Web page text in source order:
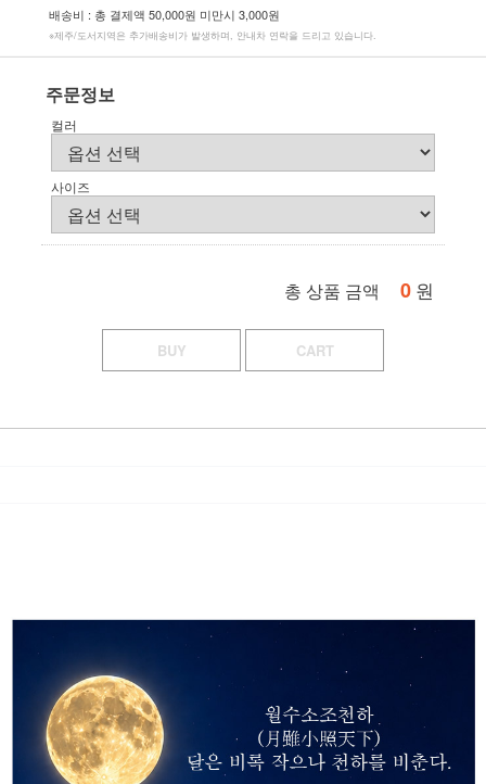
배송비 : 총 결제액 50,000원 미만시 3,000원
※제주/도서지역은 추가배송비가 발생하며, 안내차 연락을 드리고 있습니다.
주문정보
컬러
사이즈
총 상품 금액 0 원
BUY CART